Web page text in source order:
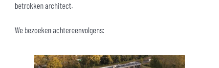
betrokken architect.
We bezoeken achtereenvolgens: